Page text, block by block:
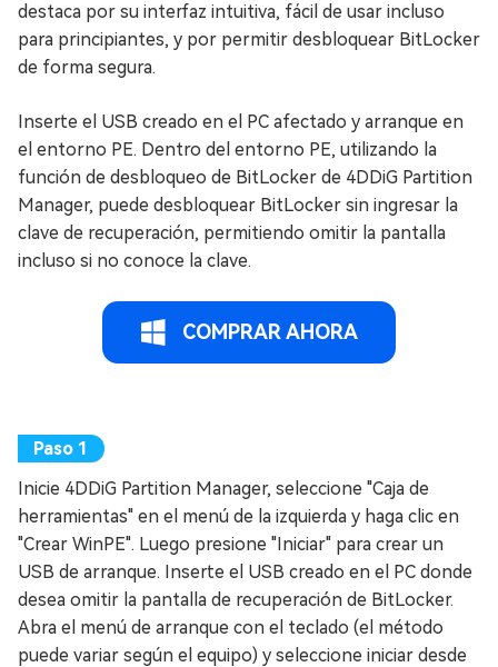
destaca por su interfaz intuitiva, fácil de usar incluso
para principiantes, y por permitir desbloquear BitLocker
de forma segura.
Inserte el USB creado en el PC afectado y arranque en
el entorno PE. Dentro del entorno PE, utilizando la
función de desbloqueo de BitLocker de 4DDiG Partition
Manager, puede desbloquear BitLocker sin ingresar la
clave de recuperación, permitiendo omitir la pantalla
incluso si no conoce la clave.
COMPRAR AHORA
Inicie 4DDiG Partition Manager, seleccione "Caja de
herramientas" en el menú de la izquierda y haga clic en
"Crear WinPE". Luego presione "Iniciar" para crear un
USB de arranque. Inserte el USB creado en el PC donde
desea omitir la pantalla de recuperación de BitLocker.
Abra el menú de arranque con el teclado (el método
puede variar según el equipo) y seleccione iniciar desde